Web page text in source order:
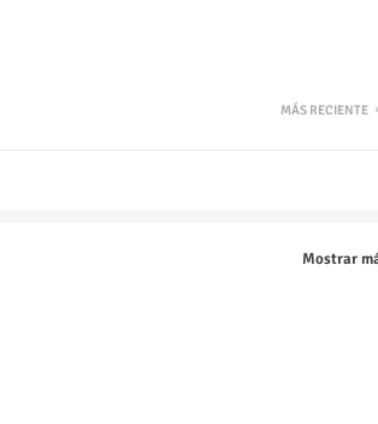
MÁS RECIENTE
Mostrar